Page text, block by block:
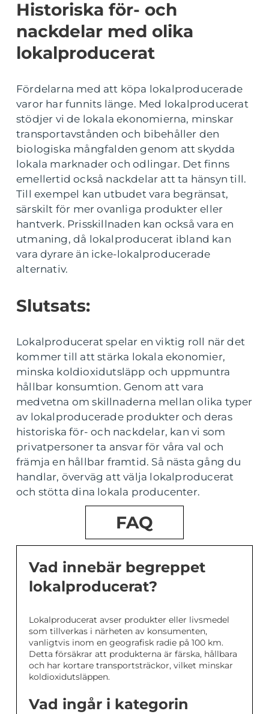
Historiska för- och
nackdelar med olika
lokalproducerat
Fördelarna med att köpa lokalproducerade
varor har funnits länge. Med lokalproducerat
stödjer vi de lokala ekonomierna, minskar
transportavstånden och bibehåller den
biologiska mångfalden genom att skydda
lokala marknader och odlingar. Det finns
emellertid också nackdelar att ta hänsyn till.
Till exempel kan utbudet vara begränsat,
särskilt för mer ovanliga produkter eller
hantverk. Prisskillnaden kan också vara en
utmaning, då lokalproducerat ibland kan
vara dyrare än icke-lokalproducerade
alternativ.
Slutsats:
Lokalproducerat spelar en viktig roll när det
kommer till att stärka lokala ekonomier,
minska koldioxidutsläpp och uppmuntra
hållbar konsumtion. Genom att vara
medvetna om skillnaderna mellan olika typer
av lokalproducerade produkter och deras
historiska för- och nackdelar, kan vi som
privatpersoner ta ansvar för våra val och
främja en hållbar framtid. Så nästa gång du
handlar, överväg att välja lokalproducerat
och stötta dina lokala producenter.
FAQ
Vad innebär begreppet
lokalproducerat?
Lokalproducerat avser produkter eller livsmedel
som tillverkas i närheten av konsumenten,
vanligtvis inom en geografisk radie på 100 km.
Detta försäkrar att produkterna är färska, hållbara
och har kortare transportsträckor, vilket minskar
koldioxidutsläppen.
Vad ingår i kategorin